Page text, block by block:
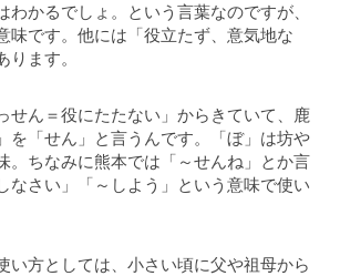
わかるでしょ。という言葉なのですが、
味です。他には「役立たず、意気地な
ります。
せん＝役にたたない」からきていて、鹿
を「せん」と言うんです。「ぼ」は坊や
。ちなみに熊本では「～せんね」とか言
なさい」「～しよう」という意味で使い
い方としては、小さい頃に父や祖母から